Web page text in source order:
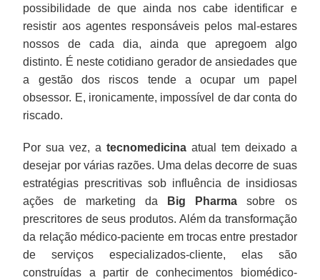
possibilidade de que ainda nos cabe identificar e
resistir aos agentes responsáveis pelos mal-estares
nossos de cada dia, ainda que apregoem algo
distinto. É neste cotidiano gerador de ansiedades que
a gestão dos riscos tende a ocupar um papel
obsessor. E, ironicamente, impossível de dar conta do
riscado.
Por sua vez, a tecnomedicina atual tem deixado a
desejar por várias razões. Uma delas decorre de suas
estratégias prescritivas sob influência de insidiosas
ações de marketing da
Big Pharma sobre os
prescritores de seus produtos. Além da transformação
da relação médico-paciente em trocas entre prestador
de serviços especializados-cliente, elas são
construídas a partir de conhecimentos biomédico-